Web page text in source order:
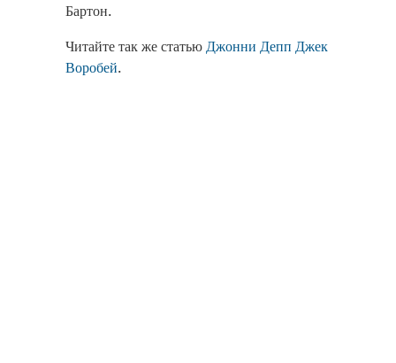
Бартон.
Читайте так же статьюДжонни Депп Джек
Воробей.